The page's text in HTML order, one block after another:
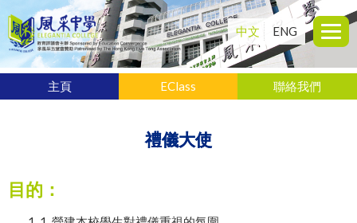
主頁 EClass 聯絡我們
中文 ENG
禮儀大使
目的：